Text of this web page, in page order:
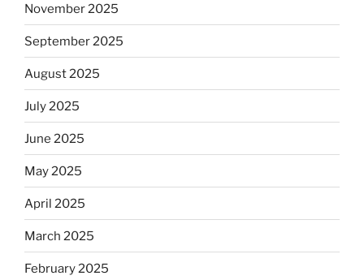
November 2025
September 2025
August 2025
July 2025
June 2025
May 2025
April 2025
March 2025
February 2025